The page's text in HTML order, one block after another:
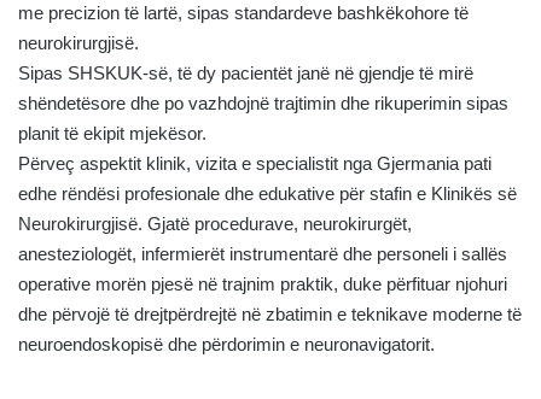
me precizion të lartë, sipas standardeve bashkëkohore të
neurokirurgjisë.
Sipas SHSKUK-së, të dy pacientët janë në gjendje të mirë
shëndetësore dhe po vazhdojnë trajtimin dhe rikuperimin sipas
planit të ekipit mjekësor.
Përveç aspektit klinik, vizita e specialistit nga Gjermania pati
edhe rëndësi profesionale dhe edukative për stafin e Klinikës së
Neurokirurgjisë. Gjatë procedurave, neurokirurgët,
anesteziologët, infermierët instrumentarë dhe personeli i sallës
operative morën pjesë në trajnim praktik, duke përfituar njohuri
dhe përvojë të drejtpërdrejtë në zbatimin e teknikave moderne të
neuroendoskopisë dhe përdorimin e neuronavigatorit.